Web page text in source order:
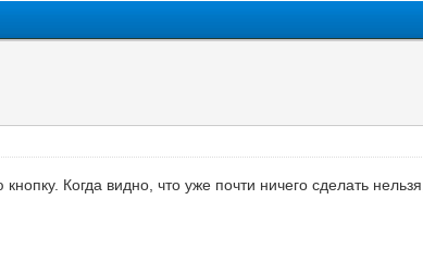
Когда видно, что уже почти ничего сделать